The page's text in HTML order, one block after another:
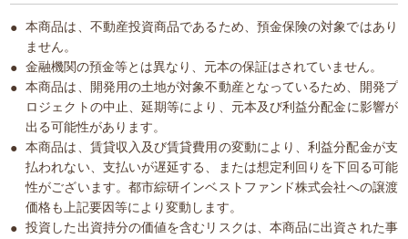
本商品は、不動産投資商品であるため、預金保険の対象ではあり
ません。
金融機関の預金等とは異なり、元本の保証はされていません。
本商品は、開発用の土地が対象不動産となっているため、開発プ
ロジェクトの中止、延期等により、元本及び利益分配金に影響が
出る可能性があります。
本商品は、賃貸収入及び賃貸費用の変動により、利益分配金が支
払われない、支払いが遅延する、または想定利回りを下回る可能
性がございます。都市綜研インベストファンド株式会社への譲渡
価格も上記要因等により変動します。
投資した出資持分の価値を含むリスクは、本商品に出資された事